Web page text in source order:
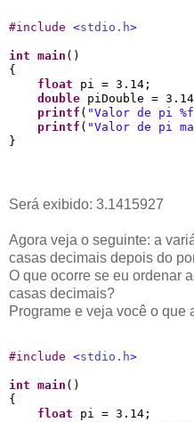
#include <stdio.h>
int main ()
{
float pi = 3.14;
double piDouble =
printf ( "Valor de pi %f
printf ( "Valor de pi
Será exibido: 3.1415927
Agora veja o seguinte: a
casas decimais depois do
O que ocorre se eu ordenar
casas decimais?
Programe e veja você o que
#include <stdio.h>
int main ()
{
float pi = 3.14;